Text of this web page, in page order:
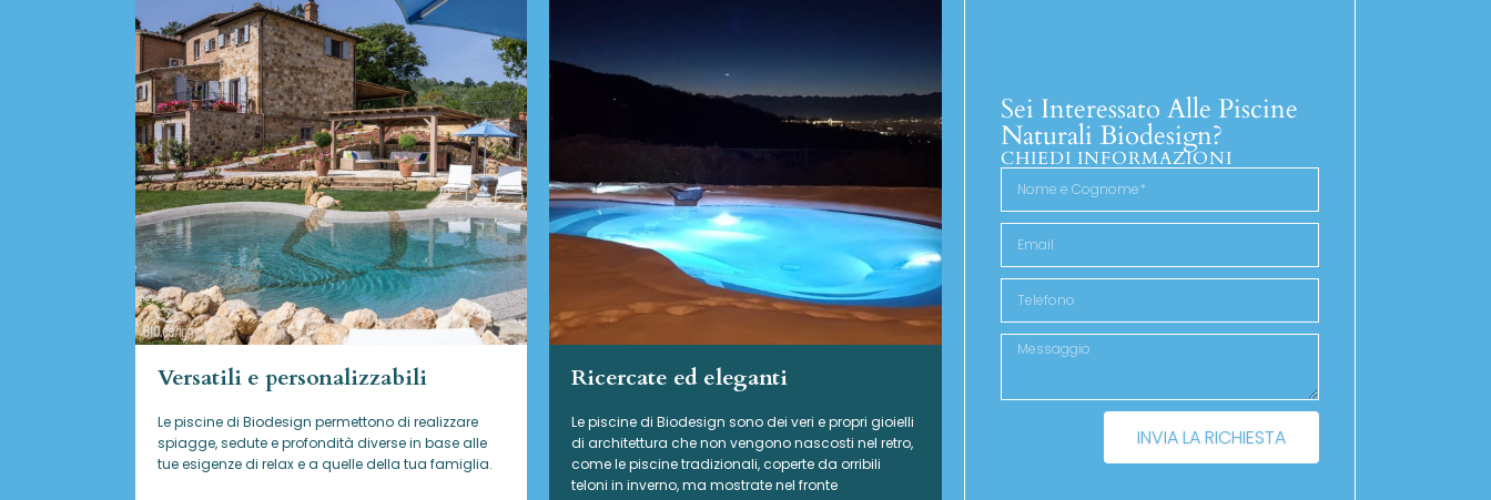
Versatili e personalizzabili
Le piscine di Biodesign permettono di realizzare
spiagge, sedute e profondità diverse in base alle
tue esigenze di relax e a quelle della tua famiglia.
Ricercate ed eleganti
Le piscine di Biodesign sono dei veri e propri gioielli
di architettura che non vengono nascosti nel retro,
come le piscine tradizionali, coperte da orribili
teloni in inverno, ma mostrate nel fronte
Sei Interessato Alle Piscine
Naturali Biodesign?
CHIEDI INFORMAZIONI
INVIA LA RICHIESTA